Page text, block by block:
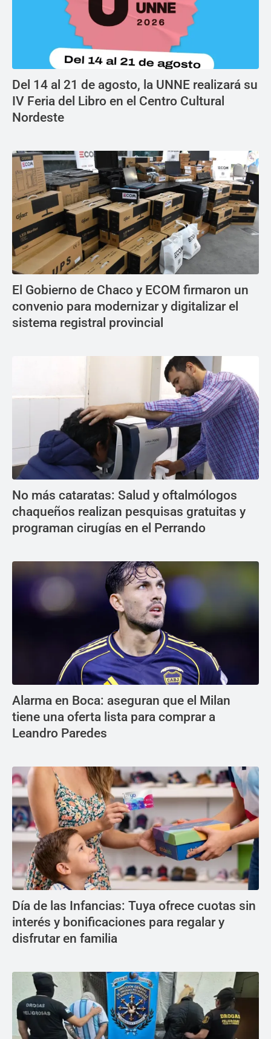
Del 14 al 21 de agosto, la UNNE realizará su
IV Feria del Libro en el Centro Cultural
Nordeste
El Gobierno de Chaco y ECOM firmaron un
convenio para modernizar y digitalizar el
sistema registral provincial
No más cataratas: Salud y oftalmólogos
chaqueños realizan pesquisas gratuitas y
programan cirugías en el Perrando
Alarma en Boca: aseguran que el Milan
tiene una oferta lista para comprar a
Leandro Paredes
Día de las Infancias: Tuya ofrece cuotas sin
interés y bonificaciones para regalar y
disfrutar en familia